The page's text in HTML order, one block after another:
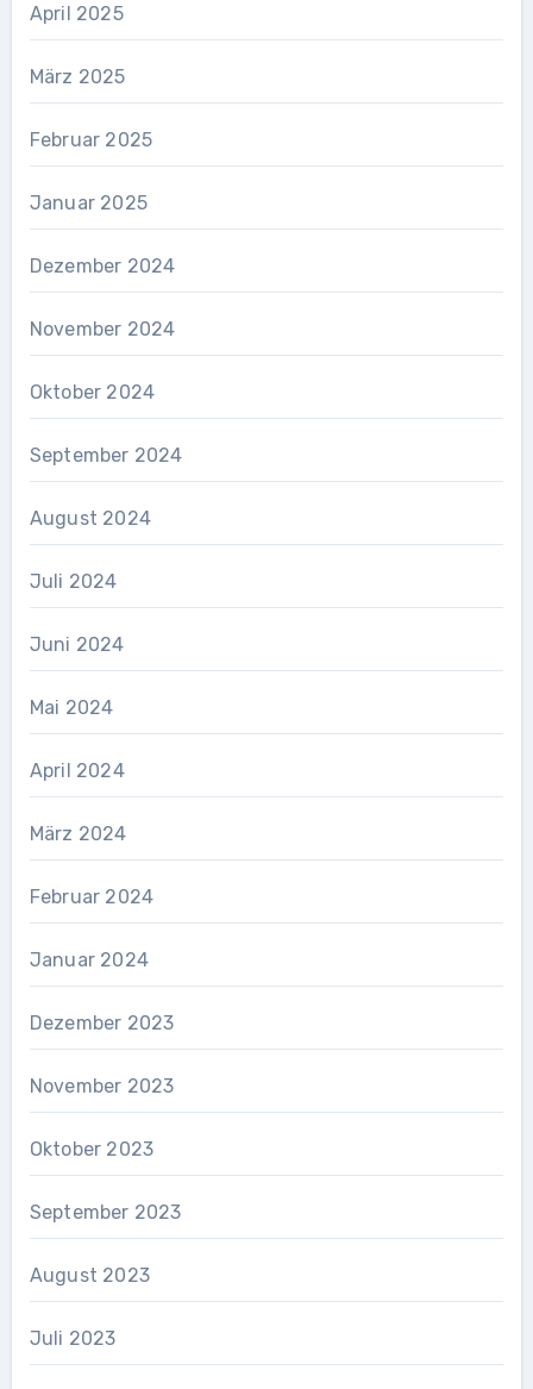
April 2025
März 2025
Februar 2025
Januar 2025
Dezember 2024
November 2024
Oktober 2024
September 2024
August 2024
Juli 2024
Juni 2024
Mai 2024
April 2024
März 2024
Februar 2024
Januar 2024
Dezember 2023
November 2023
Oktober 2023
September 2023
August 2023
Juli 2023